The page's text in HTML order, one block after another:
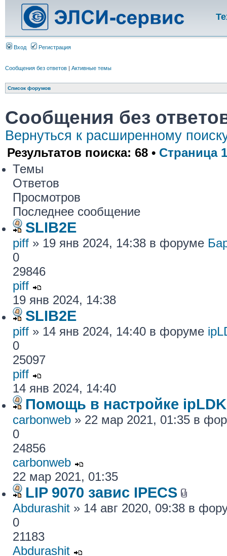
Вход Регистрация
Сообщения без ответов | Активные темы
Список форумов
Сообщения без
Вернуться к расширенному
Результатов поиска: 68 • Страница 1
Темы
Ответов
Просмотров
Последнее сообщение
SLIB2E
piff » 19 янв 2024, 14:38 в форуме
0
29846
piff
19 янв 2024, 14:38
SLIB2E
piff » 14 янв 2024, 14:40 в форуме
0
25097
piff
14 янв 2024, 14:40
Помощь в настройке
carbonweb » 22 мар 2021, 01:35 в
0
24856
carbonweb
22 мар 2021, 01:35
LIP 9070 завис IPECS
Abdurashit » 14 авг 2020, 09:38 в
0
21183
Abdurashit